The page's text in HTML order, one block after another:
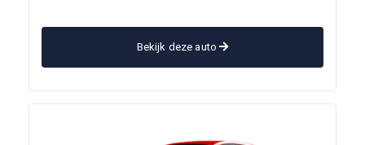
Bekijk deze auto